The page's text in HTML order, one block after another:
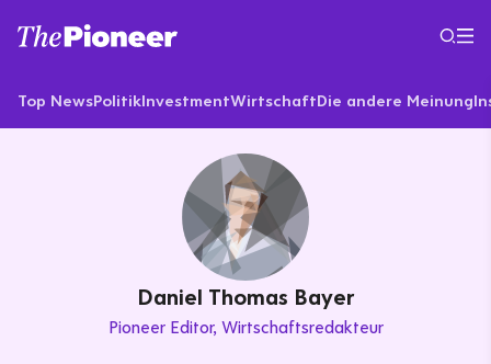
Top NewsPolitikInvestmentWirtschaftDie andere Meinung
Daniel Thomas Bayer
Pioneer Editor Wirtschaftsredakteur